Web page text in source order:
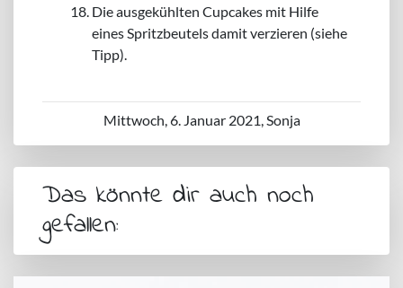
Die ausgekühlten Cupcakes mit Hilfe
eines Spritzbeutels damit verzieren (siehe
Tipp).
Mittwoch, 6. Januar 2021, Sonja
Das könnte dir auch noch
gefallen: